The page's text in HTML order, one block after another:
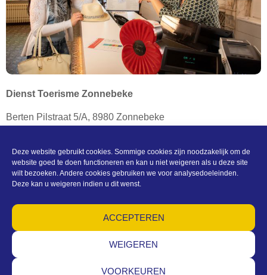
Deze website gebruikt cookies. Sommige cookies zijn noodzakelijk om de
website goed te doen functioneren en kan u niet weigeren als u deze site
wilt bezoeken. Andere cookies gebruiken we voor analysedoeleinden.
Deze kan u weigeren indien u dit wenst.
ACCEPTEREN
WEIGEREN
VOORKEUREN
Dienst Toerisme Zonnebeke
Berten Pilstraat 5/A, 8980 Zonnebeke
CONTACT EN OPENINGSUREN
(c) Toerisme Zonnebeke
Algemene voorwaarden – Privacy – Cookies –
Machtigingen – Sitemap